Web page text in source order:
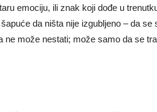
emociju, ili znak koji dođe u
da ništa nije izgubljeno – da se
ne može nestati; može samo da se